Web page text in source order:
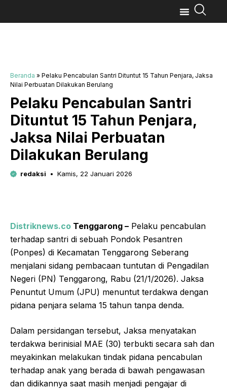
Beranda » Pelaku Pencabulan Santri Dituntut 15 Tahun Penjara, Jaksa
Nilai Perbuatan Dilakukan Berulang
Pelaku Pencabulan Santri
Dituntut 15 Tahun Penjara,
Jaksa Nilai Perbuatan
Dilakukan Berulang
redaksi Kamis, 22 Januari 2026
Distriknews.co Tenggarong – Pelaku pencabulan
terhadap santri di sebuah Pondok Pesantren
(Ponpes) di Kecamatan Tenggarong Seberang
menjalani sidang pembacaan tuntutan di Pengadilan
Negeri (PN) Tenggarong, Rabu (21/1/2026). Jaksa
Penuntut Umum (JPU) menuntut terdakwa dengan
pidana penjara selama 15 tahun tanpa denda.
Dalam persidangan tersebut, Jaksa menyatakan
terdakwa berinisial MAE (30) terbukti secara sah dan
meyakinkan melakukan tindak pidana pencabulan
terhadap anak yang berada di bawah pengawasan
dan didikannya saat masih menjadi pengajar di